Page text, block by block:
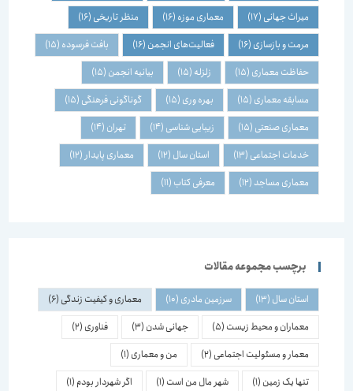
میراث جهانی(17) معماری موزه(16) منظر تاریخی(16)
مرمت و بازسازی(16) فعالیت‌های انجمن(16) بافت فرسوده(15)
حفاظت معماری(15) زلزله(15) بیانیه انجمن(15)
مسابقه معماری(15) بهره وری(15) گوناگونی فرهنگی(15)
معماری صنعتی(15) زیبایی شناسی(14) تهران(14)
خدمات اجتماعی(13) استان سال(12) معماری پایدار(12)
معماری مساجد(12) معرفی کتاب(11)
برچسب مجموعه مقالات
استان سال(13) سرزمین مادری(10) معماری و کیفیت زندگی(6)
معماران و محیط زیست(5) جهانی شدن(3) فناوری(2)
معمار و مسئولیت اجتماعی(2) من و معماری(1)
تنها یک زمین(1) شهر مال من است(1) اگر شهردار بودم(1)